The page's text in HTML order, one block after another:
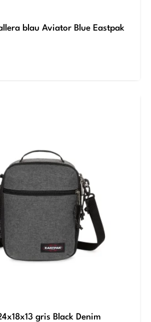
blau Aviator Blue Eastpak
gris Black Denim